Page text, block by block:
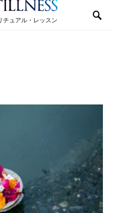
チュアル・レッスン